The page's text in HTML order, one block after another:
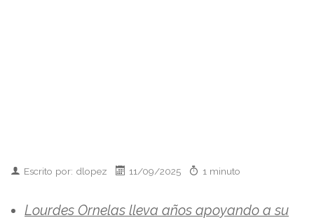
Escrito por: dlopez 11/09/2025 1 minuto
Lourdes Ornelas lleva años apoyando a su